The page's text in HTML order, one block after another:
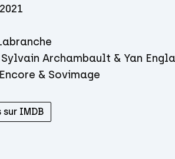
Sylvain Archambault & Yan
Encore & Sovimage
IMDB